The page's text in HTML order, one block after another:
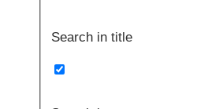
Search in title